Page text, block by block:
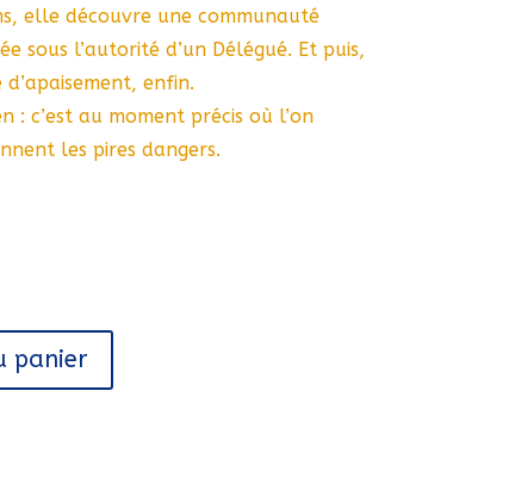
elle découvre une communauté
sous l’autorité d’un Délégué. Et puis,
enfin.
: c’est au moment précis où l’on
les pires dangers.
panier